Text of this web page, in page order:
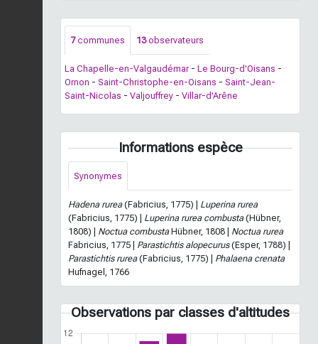
7communes 13observateurs
La Chapelle-en-Valgaudémar - Le Bourg-d'Oisans -
Ornon - Saint-Christophe-en-Oisans - Saint-Jean-
Saint-Nicolas - Valjouffrey - Villar-d'Arêne
Informations espèce
Synonymes
Hadena rurea(Fabricius, 1775) | Luperina rurea
(Fabricius, 1775) | Luperina rurea combusta(Hübner,
1808) | Noctua combustaHübner, 1808 | Noctua rurea
Fabricius, 1775 | Parastichtis alopecurus(Esper, 1788) |
Parastichtis rurea(Fabricius, 1775) | Phalaena crenata
Hufnagel, 1766
Observations par classes d'altitudes